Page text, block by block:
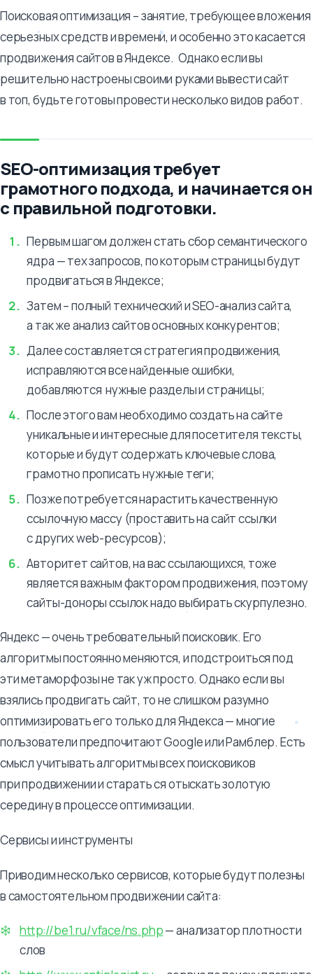
Поисковая оптимизация – занятие, требующее вложения
серьезных средств и времени, и особенно это касается
продвижения сайтов в Яндексе. Однако если вы
решительно настроены своими руками вывести сайт
в топ, будьте готовы провести несколько видов работ.
SEO-оптимизация требует
грамотного подхода, и начинается он
с правильной подготовки.
Первым шагом должен стать сбор семантического
ядра — тех запросов, по которым страницы будут
продвигаться в Яндексе;
Затем – полный технический и SEO-анализ сайта,
а так же анализ сайтов основных конкурентов;
Далее составляется стратегия продвижения,
исправляются все найденные ошибки,
добавляются нужные разделы и страницы;
После этого вам необходимо создать на сайте
уникальные и интересные для посетителя тексты,
которые и будут содержать ключевые слова,
грамотно прописать нужные теги;
Позже потребуется нарастить качественную
ссылочную массу (проставить на сайт ссылки
с других web-ресурсов);
Авторитет сайтов, на вас ссылающихся, тоже
является важным фактором продвижения, поэтому
сайты-доноры ссылок надо выбирать скурпулезно.
Яндекс — очень требовательный поисковик. Его
алгоритмы постоянно меняются, и подстроиться под
эти метаморфозы не так уж просто. Однако если вы
взялись продвигать сайт, то не слишком разумно
оптимизировать его только для Яндекса — многие
пользователи предпочитают Google или Рамблер. Есть
смысл учитывать алгоритмы всех поисковиков
при продвижении и старать ся отыскать золотую
середину в процессе оптимизации.
Сервисы и инструменты
Приводим несколько сервисов, которые будут полезны
в самостоятельном продвижении сайта:
http://be1.ru/vface/ns.php— анализатор плотности
слов